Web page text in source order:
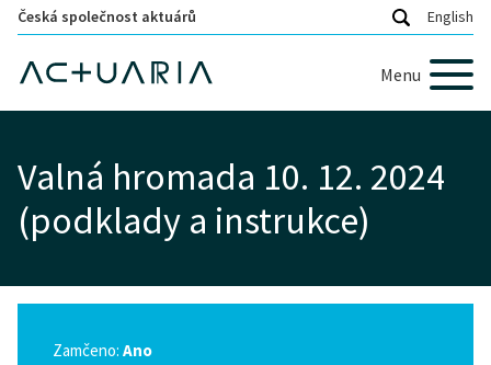
Česká společnost aktuárů English
Menu
Valná hromada 10. 12. 2024
(podklady a instrukce)
Zamčeno: Ano